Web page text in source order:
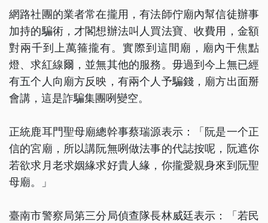
網路社團的業者常在攏用，有法師佇廟內幫信徒辦事
加持的騙術，才閣想辦法叫人買法寶、收費用，金額
對兩千到上萬箍攏有。實際到這間廟，廟內干焦點
燈、求紅線爾，並無其他的服務。毋過到今上無已經
有五个人向廟方反映，有兩个人予騙錢，廟方出面掰
會講，這是詐騙集團咧變空。
正統鹿耳門聖母廟總幹事蔡瑞源表示：「阮是一个正
信的宮廟，所以講阮無咧做法事的代誌按呢，阮遮你
若欲求月老求姻緣求好貴人緣，你攏愛親身來到阮聖
母廟。」
臺南市警察局第三分局偵查隊長林威廷表示：「若民